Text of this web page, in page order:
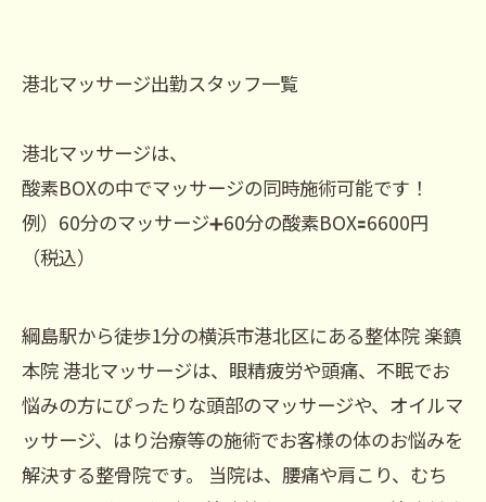
港北マッサージ出勤スタッフ一覧
港北マッサージは、
酸素BOXの中でマッサージの同時施術可能です！
例）60分のマッサージ➕60分の酸素BOX🟰6600円
（税込）
綱島駅から徒歩1分の横浜市港北区にある整体院 楽鎮
本院 港北マッサージは、眼精疲労や頭痛、不眠でお
悩みの方にぴったりな頭部のマッサージや、オイルマ
ッサージ、はり治療等の施術でお客様の体のお悩みを
解決する整骨院です。 当院は、腰痛や肩こり、むち